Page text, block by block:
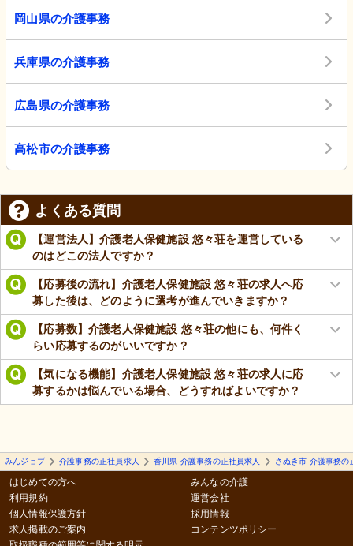
岡山県の介護事務
兵庫県の介護事務
広島県の介護事務
高松市の介護事務
よくある質問
【運営法人】介護老人保健施設 悠々荘を運営している
のはどこの法人ですか？
【応募後の流れ】介護老人保健施設 悠々荘の求人へ応
募した後は、どのように選考が進んでいきますか？
【応募数】介護老人保健施設 悠々荘の他にも、何件く
らい応募するのがいいですか？
【気になる機能】介護老人保健施設 悠々荘の求人に応
募するかは悩んでいる場合、どうすればよいですか？
みんジョブ 介護事務の正社員求人 香川県 介護事務の正社員求人 さぬき市 介護事務の
はじめての方へ
利用規約
個人情報保護方針
求人掲載のご案内
みんなの介護
運営会社
採用情報
コンテンツポリシー